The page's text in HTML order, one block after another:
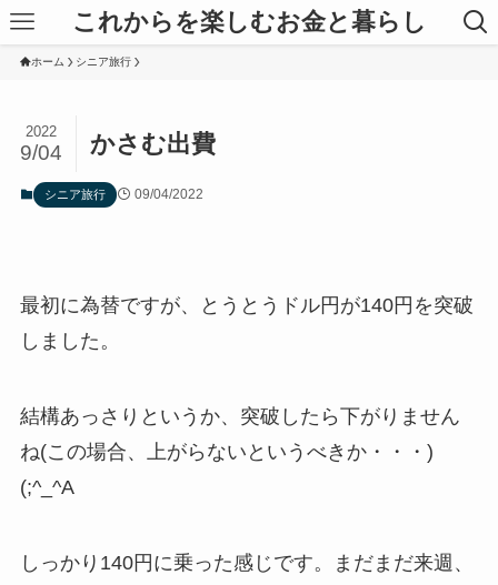
これからを楽しむお金と暮らし
ホーム シニア旅行
かさむ出費
2022
9/04
シニア旅行 09/04/2022
最初に為替ですが、とうとうドル円が140円を突破
しました。
結構あっさりというか、突破したら下がりません
ね(この場合、上がらないというべきか・・・)
(;^_^A
しっかり140円に乗った感じです。まだまだ来週、